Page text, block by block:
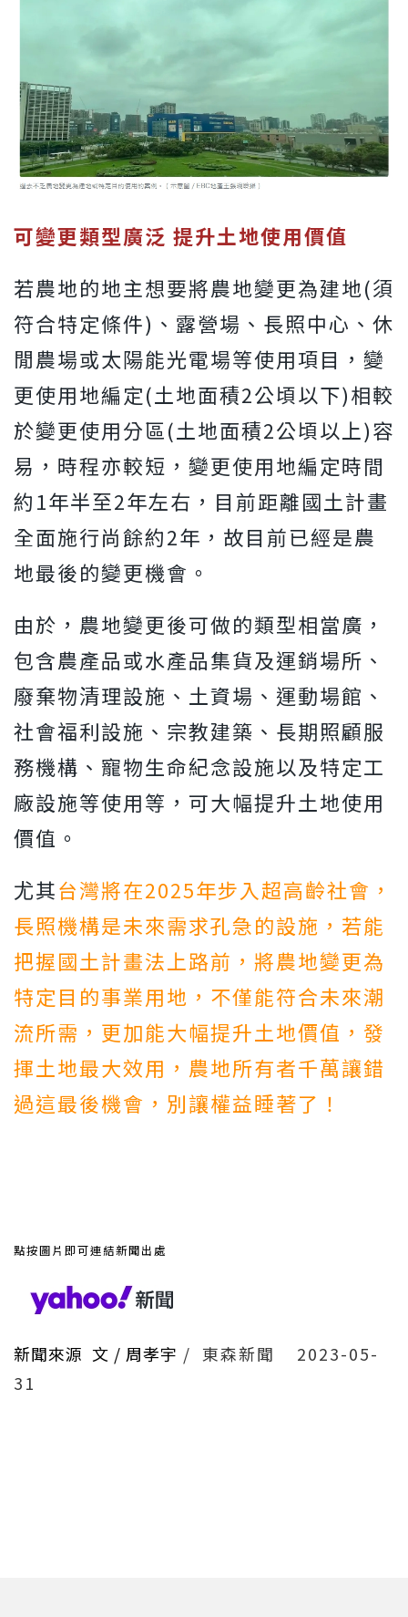
可變更類型廣泛 提升土地使用價值
若農地的地主想要將農地變更為建地(須
符合特定條件)、露營場、長照中心、休
閒農場或太陽能光電場等使用項目，變
更使用地編定(土地面積2公頃以下)相較
於變更使用分區(土地面積2公頃以上)容
易，時程亦較短，變更使用地編定時間
約1年半至2年左右，目前距離國土計畫
全面施行尚餘約2年，故目前已經是農
地最後的變更機會。
由於，農地變更後可做的類型相當廣，
包含農產品或水產品集貨及運銷場所、
廢棄物清理設施、土資場、運動場館、
社會福利設施、宗教建築、長期照顧服
務機構、寵物生命紀念設施以及特定工
廠設施等使用等，可大幅提升土地使用
價值。
尤其台灣將在2025年步入超高齡社會，
長照機構是未來需求孔急的設施，若能
把握國土計畫法上路前，將農地變更為
特定目的事業用地，不僅能符合未來潮
流所需，更加能大幅提升土地價值，發
揮土地最大效用，農地所有者千萬讓錯
過這最後機會，別讓權益睡著了！
點按圖片即可連結新聞出處
新聞來源 文 / 周孝宇 / 東森新聞
2023-05-
31